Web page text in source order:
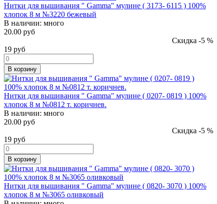
Нитки для вышивания " Gamma" мулине ( 3173- 6115 ) 100%
хлопок 8 м №3220 бежевый
В наличии: много
20.00 руб
Скидка -5 %
19 руб
В корзину
Нитки для вышивания " Gamma" мулине ( 0207- 0819 ) 100%
хлопок 8 м №0812 т. коричнев.
В наличии: много
20.00 руб
Скидка -5 %
19 руб
В корзину
Нитки для вышивания " Gamma" мулине ( 0820- 3070 ) 100%
хлопок 8 м №3065 оливковый